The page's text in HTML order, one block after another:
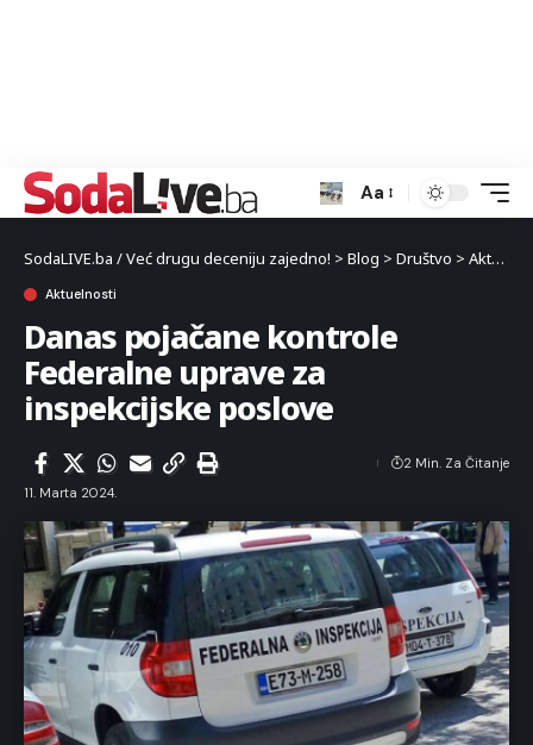
Aa
SodaLIVE.ba / Već drugu deceniju zajedno! > Blog > Društvo > Aktuelnosti
Aktuelnosti
Danas pojačane kontrole
Federalne uprave za
inspekcijske poslove
11. Marta 2024.
2 Min. Za Čitanje